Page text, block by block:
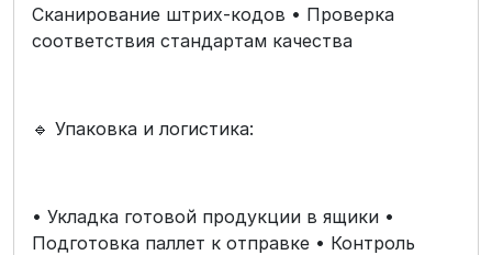
Сканирование штрих‑кодов • Проверка
соответствия стандартам качества
🔹 Упаковка и логистика:
• Укладка готовой продукции в ящики •
Подготовка паллет к отправке • Контроль